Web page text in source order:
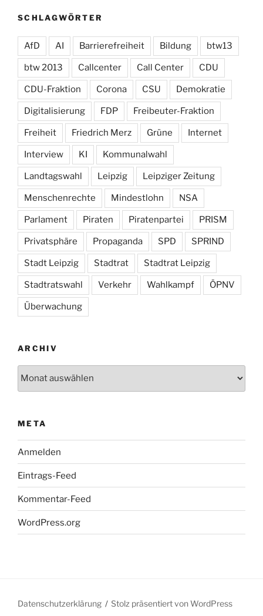
SCHLAGWÖRTER
AfD AI Barrierefreiheit Bildung btw13
btw 2013 Callcenter Call Center CDU
CDU-Fraktion Corona CSU Demokratie
Digitalisierung FDP Freibeuter-Fraktion
Freiheit Friedrich Merz Grüne Internet
Interview KI Kommunalwahl
Landtagswahl Leipzig Leipziger Zeitung
Menschenrechte Mindestlohn NSA
Parlament Piraten Piratenpartei PRISM
Privatsphäre Propaganda SPD SPRIND
Stadt Leipzig Stadtrat Stadtrat Leipzig
Stadtratswahl Verkehr Wahlkampf ÖPNV
Überwachung
ARCHIV
META
Anmelden
Eintrags-Feed
Kommentar-Feed
WordPress.org
Datenschutzerklärung Stolz präsentiert von WordPress